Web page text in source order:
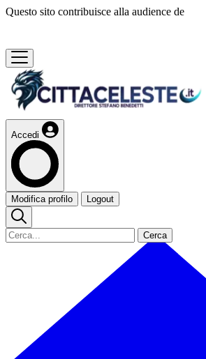
Questo sito contribuisce alla audience de
Accedi
Modifica profilo Logout
Cerca